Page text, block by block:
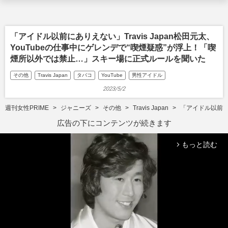
「アイドル以前にありえない」Travis Japan松田元太、
YouTubeの仕事中にゲレンデで“喫煙疑惑”が浮上！「喫
煙所以外では禁止…」スキー場に正式ルールを聞いた
その他 Travis Japan タバコ YouTube 男性アイドル
2023/5/2
週刊女性PRIME ジャニーズ その他 Travis Japan 「アイドル以
広告の下にコンテンツが続きます
arrow_forward_ios もっと読む